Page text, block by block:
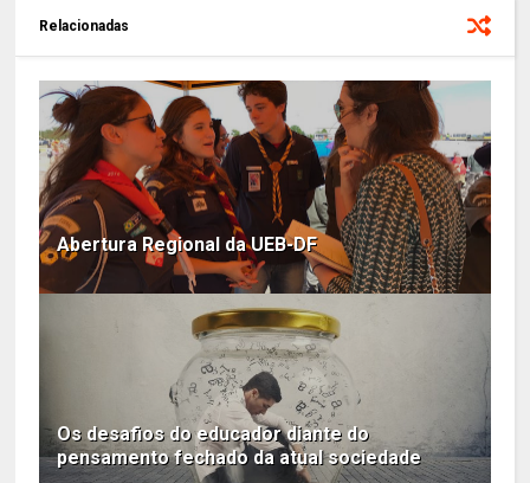
Relacionadas
Abertura Regional da UEB-DF
Os desafios do educador diante do
pensamento fechado da atual sociedade